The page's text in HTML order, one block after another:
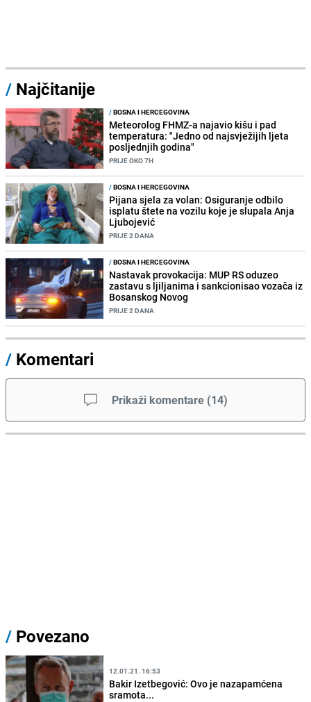
/ Najčitanije
/BOSNA I HERCEGOVINA
Meteorolog FHMZ-a najavio kišu i pad
temperatura: "Jedno od najsvježijih ljeta
posljednjih godina"
PRIJE OKO 7H
/BOSNA I HERCEGOVINA
Pijana sjela za volan: Osiguranje odbilo
isplatu štete na vozilu koje je slupala Anja
Ljubojević
PRIJE 2 DANA
/BOSNA I HERCEGOVINA
Nastavak provokacija: MUP RS oduzeo
zastavu s ljiljanima i sankcionisao vozača iz
Bosanskog Novog
PRIJE 2 DANA
/ Komentari
Prikaži komentare (14)
/ Povezano
12.01.21. 16:53
Bakir Izetbegović: Ovo je nazapamćena
sramota...